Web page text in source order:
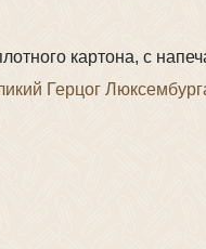
картона, с